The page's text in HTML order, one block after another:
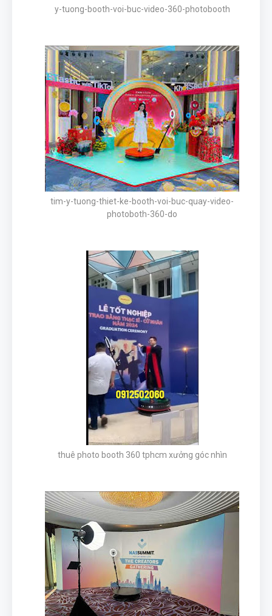
y-tuong-booth-voi-buc-video-360-photobooth
tim-y-tuong-thiet-ke-booth-voi-buc-quay-video-
photoboth-360-do
thuê photo booth 360 tphcm xưởng góc nhìn